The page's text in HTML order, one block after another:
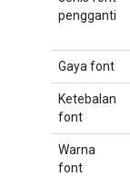
pengganti
Gaya font
Ketebalan
font
Warna
font